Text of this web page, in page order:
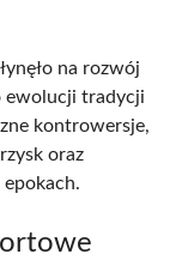
na rozwój
ewolucji tradycji
kontrowersje,
oraz